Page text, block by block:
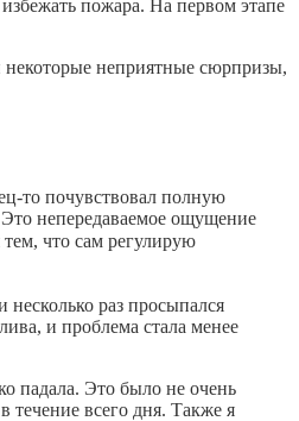
пожара. На первом этапе
некоторые неприятные сюрпризы,
то почувствовал полную
Это непередаваемое ощущение
что сам регулирую
раз просыпался
и проблема стала менее
падала. Это было не очень
течение всего дня. Также я